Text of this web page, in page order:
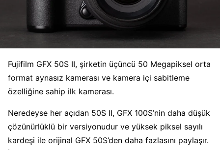
Fujifilm GFX 50S II, şirketin üçüncü 50 Megapiksel orta
format aynasız kamerası ve kamera içi sabitleme
özelliğine sahip ilk kamerası.
Neredeyse her açıdan 50S II, GFX 100S’nin daha düşük
çözünürlüklü bir versiyonudur ve yüksek piksel sayılı
kardeşi ile orijinal GFX 50S’den daha fazlasını paylaşır.